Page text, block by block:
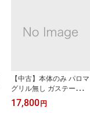
【中古】本体のみ パロマ
グリル無し ガステーブル
右強火 都市ガス用 PA-21
0B-R-13A
17,800 円